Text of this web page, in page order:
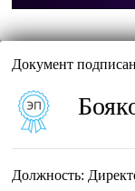
Документ
Должность: